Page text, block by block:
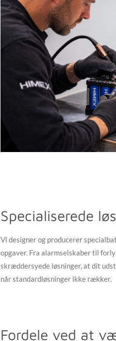
Specialiserede
Vi designer og producerer
opgaver. Fra alarmselskaber til
skræddersyede løsninger, at dit
når standardløsninger ikke rækker.
Fordele ved at